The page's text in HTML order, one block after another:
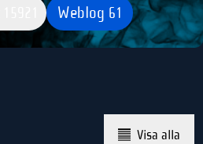
Weblog 61
Visa alla